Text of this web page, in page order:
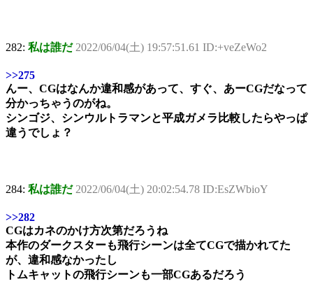
282: 私は誰だ 2022/06/04(土) 19:57:51.61 ID:+veZeWo2
>>275
んー、CGはなんか違和感があって、すぐ、あーCGだなって
分かっちゃうのがね。
シンゴジ、シンウルトラマンと平成ガメラ比較したらやっぱ
違うでしょ？
284: 私は誰だ 2022/06/04(土) 20:02:54.78 ID:EsZWbioY
>>282
CGはカネのかけ方次第だろうね
本作のダークスターも飛行シーンは全てCGで描かれてた
が、違和感なかったし
トムキャットの飛行シーンも一部CGあるだろう